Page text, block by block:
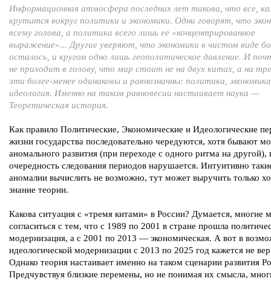
Информационная атмосфера последних лет такова, что все,
крутится вокруг политики и экономики. Одни говорят, что
всему голова, а политика всего лишь ее «концентрированное
выражение»... Другие уверяют, что экономики в чистом виде
осталось, и кругом одно лишь геополитическое давление. И
не приходит в голову, что мир стоит не на двух китах, а на
эти более-менее одинаковы и равнозначны: политика,
идеология. Именно на таком равновесии настаивает наука —
Теоретическая история.
Как правило Политические, Экономические и Идеологические
жизни государства последовательно чередуются, хотя бывают
аномального развития (при переходе с одного ритма на другой),
очередность следования периодов нарушается. Интуитивно
аномалии вычислить не возможно, тут может выручить только
знание теории.
Какова ситуация с «тремя китами» в России? Думается, многие
согласиться с тем, что с 1989 по 2001 в стране прошла
модернизация, а с 2001 по 2013 — экономическая. А вот в
идеологической модернизации с 2013 по 2025 год кажется не
Однако теория настаивает именно на таком сценарии развития
Предчувствуя близкие перемены, но не понимая их смысла,